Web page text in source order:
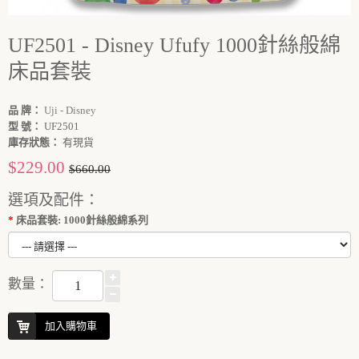
UF2501 - Disney Ufufy 1000針絲般綿
床品套裝
品 牌： Uji - Disney
型 號： UF2501
庫存狀態： 有現貨
$229.00 $660.00
選項及配件：
床品套裝: 1000針絲般綿系列
數量：
加入購物車